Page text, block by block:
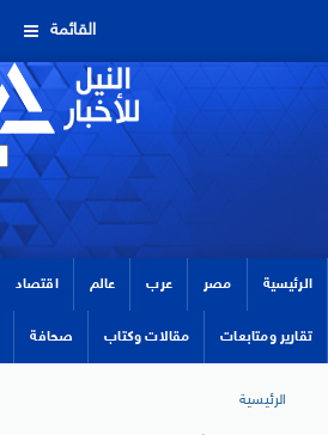
القائمة
الرئيسية مصر عرب عالم اقتصاد
تقارير ومتابعات مقالات وكتاب صحافة
الرئيسية